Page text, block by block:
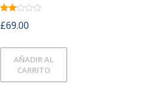
con
£69.00
AÑADIR AL
CARRITO